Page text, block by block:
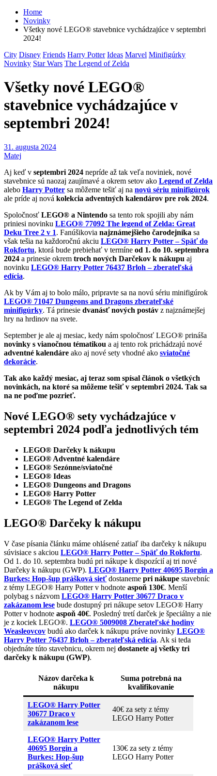
Home
Novinky
Všetky nové LEGO® stavebnice vychádzajúce v septembri
2024!
City Disney Friends Harry Potter Ideas Marvel Minifigúrky
Novinky Star Wars The Legend of Zelda
Všetky nové LEGO®
stavebnice vychádzajúce v
septembri 2024!
31. augusta 2024
Matej
Aj keď v septembri 2024 nepríde až tak veľa noviniek, nové
stavebnice sú naozaj zaujímavé a okrem setov ako Legend of Zelda
alebo Harry Potter sa môžeme tešiť aj na novú sériu minifigúrok
ale príde aj nová kolekcia adventných kalendárov pre rok 2024.
Spoločnosť LEGO® a Nintendo sa tento rok spojili aby nám
priniesi novinku LEGO® 77092 The legend of Zelda: Great
Deku Tree 2 v 1. Fanúšikovia najznámejšieho čarodejníka sa
však tešia na každoročnú akciu LEGO® Harry Potter – Späť do
Rokfortu, ktorá bude prebiehať v termíne od 1. do 10. septembra
2024 a prinesie okrem troch nových Darčekov k nákupu aj
novinku LEGO® Harry Potter 76437 Brloh – zberateľská
edícia.
Ak by Vám aj to bolo málo, pripravte sa na novú sériu minifigúrok
LEGO® 71047 Dungeons and Dragons zberateľské
minifigúrky. Tá prinesie dvanásť nových postáv z najznámejšej
hry na hrdinov na svete.
September je ale aj mesiac, kedy nám spoločnosť LEGO® prináša
novinky s vianočnou tématikou a aj tento rok prichádzajú nové
adventné kalendáre ako aj nové sety vhodné ako sviatočné
dekorácie.
Tak ako každý mesiac, aj teraz som spísal článok o všetkých
novinkách, na ktoré sa môžeme tešiť v septembri 2024. Tak sa
na ne poďme pozrieť.
Nové LEGO® sety vychádzajúce v
septembri 2024 podľa jednotlivých tém
LEGO® Darčeky k nákupu
LEGO® Adventné kalendáre
LEGO® Sezónne/sviatočné
LEGO® Ideas
LEGO® Dungeons and Dragons
LEGO® Harry Potter
LEGO® The Legend of Zelda
LEGO® Darčeky k nákupu
V čase písania článku máme ohlásené zatiaľ iba darčeky k nákupu
súvisiace s akciou LEGO® Harry Potter – Späť do Rokfortu.
Od 1. do 10. septembra budú pri nákupe k dispozícií aj tri nové
Darčeky k nákupu (GWP). LEGO® Harry Potter 40695 Borgin a
Burkes: Hop-šup prášková sieťdostaneme pri nákupe stavebníc
z témy LEGO® Harry Potter v hodnote aspoň 130€. Menší
polybag s názvom LEGO® Harry Potter 30677 Draco v
zakázanom lese bude dostupný pri nákupe setov LEGO® Harry
Potter v hodnote aspoň 40€. Posledný tretí darček je špeciálny a nie
je z kociek LEGO®. LEGO® 5009008 Zberateľské hodiny
Weasleovcov budú ako darček k nákupu práve novinky LEGO®
Harry Potter 76437 Brloh – zberateľská edícia. Ak si teda
objednáte túto stavebnicu, okrem nej dostanete aj všetky tri
darčeky k nákupu (GWP).
Názov darčeka k
nákupu
Suma potrebná na
kvalifikovanie
LEGO® Harry Potter
30677 Draco v
zakázanom lese
40€ za sety z témy
LEGO Harry Potter
LEGO® Harry Potter
40695 Borgin a
Burkes: Hop-šup
prášková sieť
130€ za sety z témy
LEGO Harry Potter